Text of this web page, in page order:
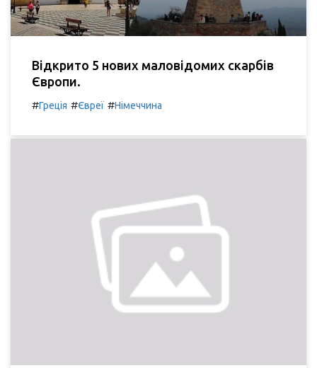
Відкрито 5 нових маловідомих скарбів
Європи.
#Греція #Євреї #Німеччина